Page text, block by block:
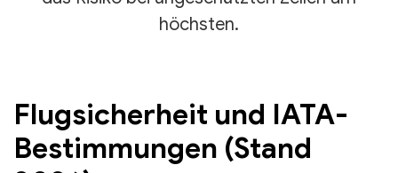
höchsten.
Flugsicherheit und IATA-
Bestimmungen (Stand